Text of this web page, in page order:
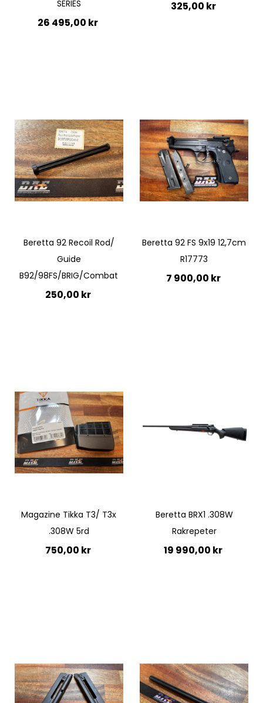
SERIES
26 495,00 kr
Quickview
325,00 kr
Quickview
Beretta 92 Recoil Rod/
Guide
B92/98FS/BRIG/Combat
250,00 kr
Quickview
Beretta 92 FS 9x19 12,7cm
R17773
7 900,00 kr
Magazine Tikka T3/ T3x
.308W 5rd
750,00 kr
Beretta BRX1 .308W
Rakrepeter
19 990,00 kr